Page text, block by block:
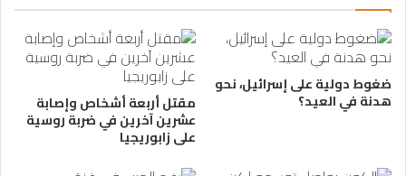
ضغوط دولية على إسرائيل، نحو
هدنة في العيد؟ مقتل أربعة أشخاص وإصابة
عشرين آخرين في ضربة روسية
على زابوريجيا